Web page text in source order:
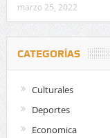
marzo 25, 2022
CATEGORÍAS
Culturales
Deportes
Economica